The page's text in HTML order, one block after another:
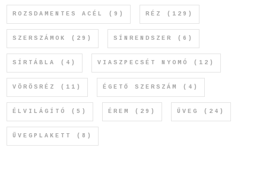
ROZSDAMENTES ACÉL (9) RÉZ (129)
SZERSZÁMOK (29) SÍNRENDSZER (6)
SÍRTÁBLA (4) VIASZPECSÉT NYOMÓ (12)
VÖRÖSRÉZ (11) ÉGETŐ SZERSZÁM (4)
ÉLVILÁGÍTÓ (5) ÉREM (29) ÜVEG (24)
ÜVEGPLAKETT (8)